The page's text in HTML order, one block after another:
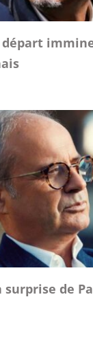
départ
surprise de